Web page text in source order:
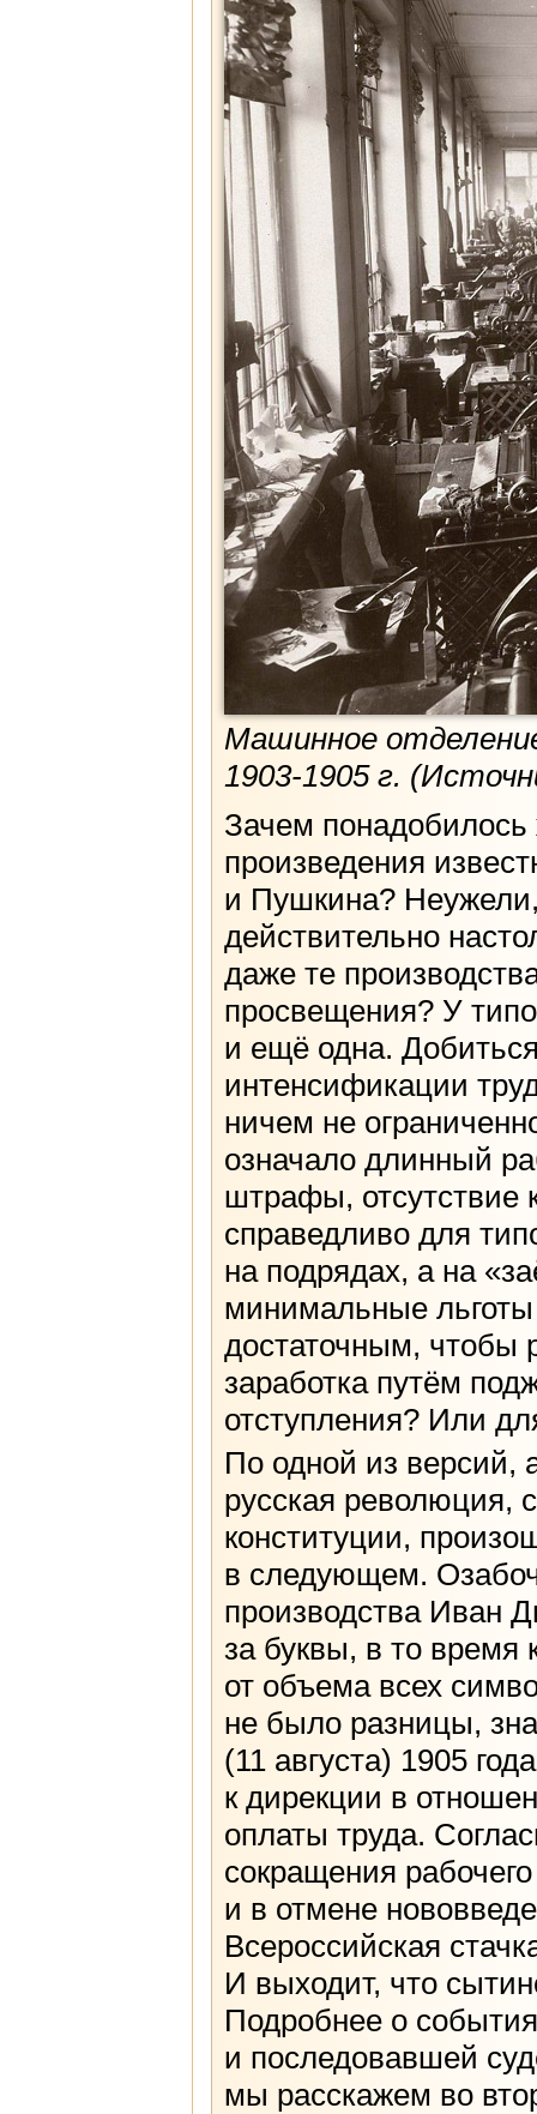
Машинное
1903-1905 г.
Зачем понадобилось
произведения
и Пушкина? Неужели,
действительно
даже те
просвещения? У
и ещё одна.
интенсификации
ничем не
означало длинный
штрафы, отсутствие
справедливо для
на подрядах, а на
минимальные
достаточным, чтобы
заработка путём
отступления? Или
По одной из версий,
русская революция,
конституции,
в следующем.
производства Иван
за буквы, в то время
от объема всех
не было разницы,
(11 августа) 1905
к дирекции в
оплаты труда.
сокращения
и в отмене
Всероссийская
И выходит, что
Подробнее о
и последовавшей
мы расскажем во